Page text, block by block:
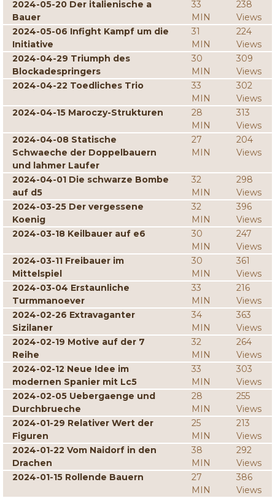
2024-05-20 Der italienische a
Bauer
33
MIN
238
Views
2024-05-06 Infight Kampf um die
Initiative
31
MIN
224
Views
2024-04-29 Triumph des
Blockadespringers
30
MIN
309
Views
2024-04-22 Toedliches Trio
33
MIN
302
Views
2024-04-15 Maroczy-Strukturen
28
MIN
313
Views
2024-04-08 Statische
Schwaeche der Doppelbauern
und lahmer Laufer
27
MIN
204
Views
2024-04-01 Die schwarze Bombe
auf d5
32
MIN
298
Views
2024-03-25 Der vergessene
Koenig
32
MIN
396
Views
2024-03-18 Keilbauer auf e6
30
MIN
247
Views
2024-03-11 Freibauer im
Mittelspiel
30
MIN
361
Views
2024-03-04 Erstaunliche
Turmmanoever
33
MIN
216
Views
2024-02-26 Extravaganter
Sizilaner
34
MIN
363
Views
2024-02-19 Motive auf der 7
Reihe
32
MIN
264
Views
2024-02-12 Neue Idee im
modernen Spanier mit Lc5
33
MIN
303
Views
2024-02-05 Uebergaenge und
Durchbrueche
28
MIN
255
Views
2024-01-29 Relativer Wert der
Figuren
25
MIN
213
Views
2024-01-22 Vom Naidorf in den
Drachen
38
MIN
292
Views
2024-01-15 Rollende Bauern
27
MIN
386
Views